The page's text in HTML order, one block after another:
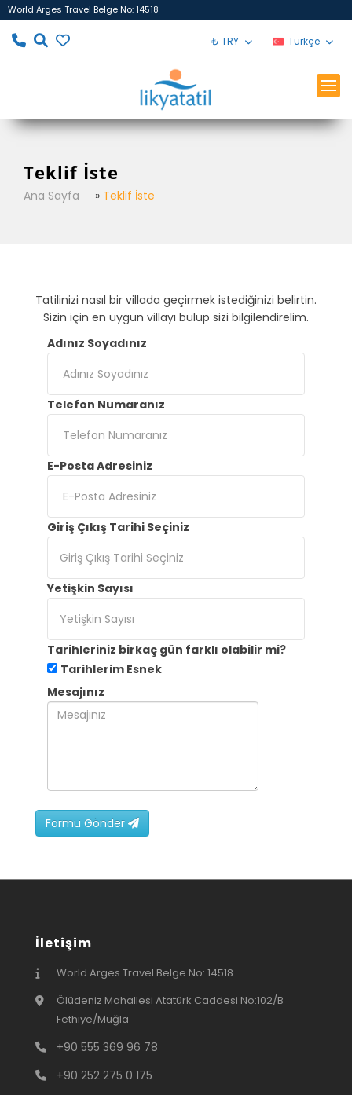
World Arges Travel Belge No: 14518
₺ TRY Türkçe
Teklif İste
Ana Sayfa » Teklif İste
Tatilinizi nasıl bir villada geçirmek istediğinizi belirtin.
Sizin için en uygun villayı bulup sizi bilgilendirelim.
Adınız Soyadınız
Telefon Numaranız
E-Posta Adresiniz
Giriş Çıkış Tarihi Seçiniz
Yetişkin Sayısı
Tarihleriniz birkaç gün farklı olabilir mi?
Tarihlerim Esnek
Mesajınız
Formu Gönder
İletişim
World Arges Travel Belge No: 14518
Ölüdeniz Mahallesi Atatürk Caddesi No:102/B
Fethiye/Muğla
+90 555 369 96 78
+90 252 275 0 175